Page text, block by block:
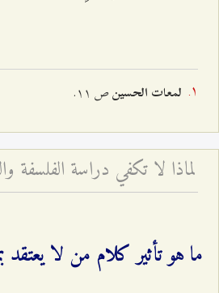
لمعات الحسينص ۱۱.
ما هو تأثير كلام من لا يعتقد